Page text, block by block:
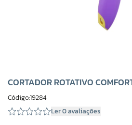
CORTADOR ROTATIVO
Código:19284
Ler 0 avaliações